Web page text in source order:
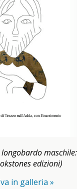
maschile:
edizioni)
in galleria »